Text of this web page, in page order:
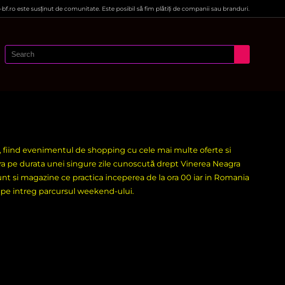
bf.ro este susținut de comunitate. Este posibil să fim plătiți de companii sau branduri.
fiind evenimentul de shopping cu cele mai multe oferte si
pe durata unei singure zile cunoscută drept Vinerea Neagra
si magazine ce practica inceperea de la ora 00 iar in Romania
intreg parcursul weekend-ului.